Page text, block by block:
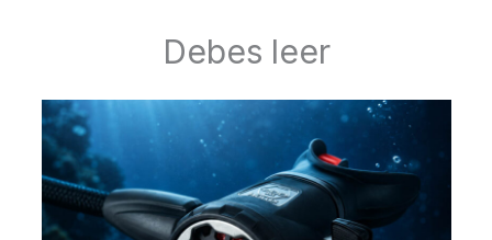
Debes leer